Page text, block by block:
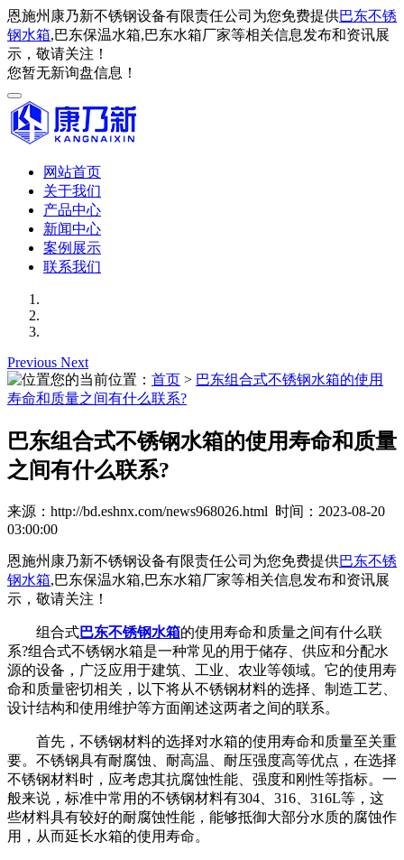
恩施州康乃新不锈钢设备有限责任公司为您免费提供巴东不锈
钢水箱,巴东保温水箱,巴东水箱厂家等相关信息发布和资讯展
示，敬请关注！
您暂无新询盘信息！
网站首页
关于我们
产品中心
新闻中心
案例展示
联系我们
Previous Next
您的当前位置： 首页 > 巴东组合式不锈钢水箱的使用
寿命和质量之间有什么联系?
巴东组合式不锈钢水箱的使用寿命和质量
之间有什么联系?
来源：http://bd.eshnx.com/news968026.html 时间：2023-08-20
03:00:00
恩施州康乃新不锈钢设备有限责任公司为您免费提供巴东不锈
钢水箱,巴东保温水箱,巴东水箱厂家等相关信息发布和资讯展
示，敬请关注！
组合式巴东不锈钢水箱的使用寿命和质量之间有什么联
系?组合式不锈钢水箱是一种常见的用于储存、供应和分配水
源的设备，广泛应用于建筑、工业、农业等领域。它的使用寿
命和质量密切相关，以下将从不锈钢材料的选择、制造工艺、
设计结构和使用维护等方面阐述这两者之间的联系。
首先，不锈钢材料的选择对水箱的使用寿命和质量至关重
要。不锈钢具有耐腐蚀、耐高温、耐压强度高等优点，在选择
不锈钢材料时，应考虑其抗腐蚀性能、强度和刚性等指标。一
般来说，标准中常用的不锈钢材料有304、316、316L等，这
些材料具有较好的耐腐蚀性能，能够抵御大部分水质的腐蚀作
用，从而延长水箱的使用寿命。